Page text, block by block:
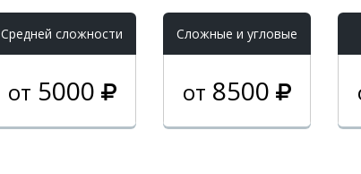
Средней сложности
от 5000
Cложные и угловые
от 8500